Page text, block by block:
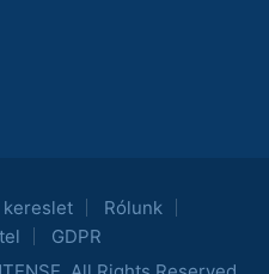
kereslet
Rólunk
GDPR